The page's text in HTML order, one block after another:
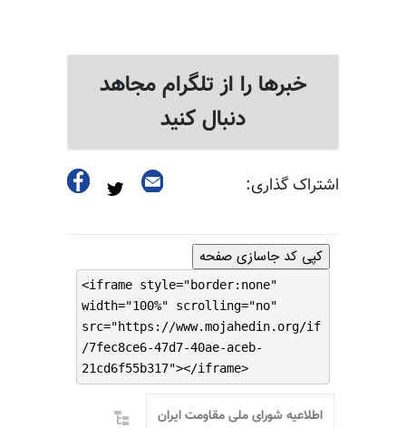
خبرها را از تلگرام مجاهد
دنبال کنید
اشتراک گذاری:
کپی کد جاسازی صفحه
<iframe style="border:none"
width="100%" scrolling="no"
src="https://www.mojahedin.org/if
/7fec8ce6-47d7-40ae-aceb-
21cd6f55b317"></iframe>
اطلاعیه شورای ملی مقاومت ایران